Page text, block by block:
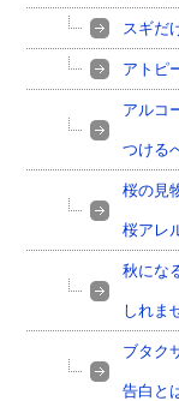
スギだ
アトピ
アルコ
つける
桜の見
桜アレ
秋にな
しれま
ブタク
告白と